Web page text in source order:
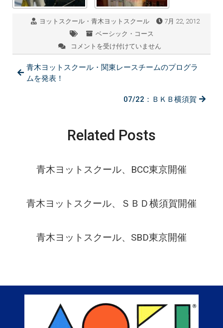
ヨットスクール・青木ヨットスクール
7月 22, 2012
ベーシック・コース
07/22：
木
ル
BKB
校、
し
ま
は
コメントを受け付けていません
青木ヨットスクール・関東レースチームのプログラ
ムを発表！
07/22：ＢＫＢ横須賀
Related Posts
青木ヨットスクール、BCC東京開催
青木ヨットスクール、ＳＢＤ横須賀開催
青木ヨットスクール、SBD東京開催